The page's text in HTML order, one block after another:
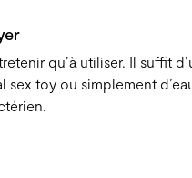
qu’à utiliser. Il suffit
sex toy ou simplement